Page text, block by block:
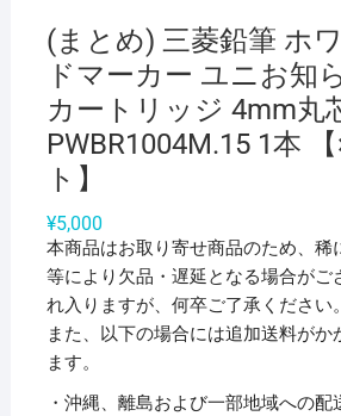
(まとめ) 三菱鉛筆 ホ
ドマーカー ユニお知
カートリッジ 4mm丸
PWBR1004M.15 1本
ト】
¥5,000
本商品はお取り寄せ商品のため、稀
等により欠品・遅延となる場合がご
れ入りますが、何卒ご了承ください。
また、以下の場合には追加送料がか
ます。
・沖縄、離島および一部地域への配